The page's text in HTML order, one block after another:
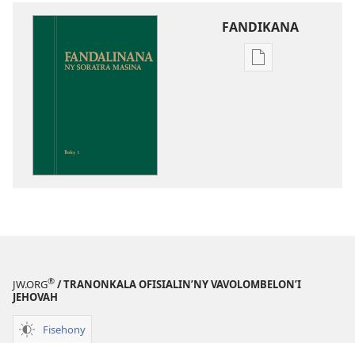
FANDIKANA
Fandikana
JW.ORG® / TRANONKALA OFISIALIN’NY VAVOLOMBELON’I
JEHOVAH
Fisehony